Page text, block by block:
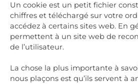
Un cookie est un petit fichier
chiffres et téléchargé sur votre
accédez à certains sites web. En
permettent à un site web de
de l’utilisateur.
La chose la plus importante à
nous plaçons est qu’ils servent à